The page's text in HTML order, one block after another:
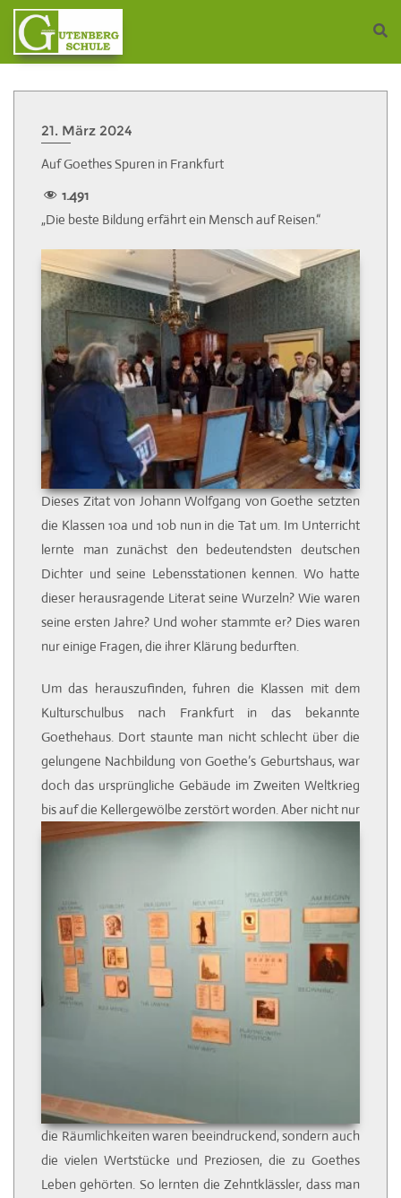
21. März 2024
Auf Goethes Spuren in Frankfurt
1.491
„Die beste Bildung erfährt ein Mensch auf Reisen.“
Dieses Zitat von Johann Wolfgang von Goethe setzten
die Klassen 10a und 10b nun in die Tat um. Im Unterricht
lernte man zunächst den bedeutendsten deutschen
Dichter und seine Lebensstationen kennen. Wo hatte
dieser herausragende Literat seine Wurzeln? Wie waren
seine ersten Jahre? Und woher stammte er? Dies waren
nur einige Fragen, die ihrer Klärung bedurften.
Um das herauszufinden, fuhren die Klassen mit dem
Kulturschulbus nach Frankfurt in das bekannte
Goethehaus. Dort staunte man nicht schlecht über die
gelungene Nachbildung von Goethe’s Geburtshaus, war
doch das ursprüngliche Gebäude im Zweiten Weltkrieg
bis auf die Kellergewölbe zerstört worden.Aber nicht nur
die Räumlichkeiten waren beeindruckend, sondern auch
die vielen Wertstücke und Preziosen, die zu Goethes
Leben gehörten. So lernten die Zehntklässler, dass man